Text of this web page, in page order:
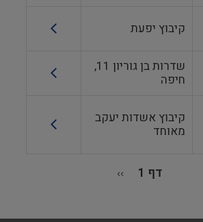
קיבוץ יפעת
שדרות בן גוריון 11,
חיפה
קיבוץ אשדות יעקב
מאוחד
דף 1
הדף
››